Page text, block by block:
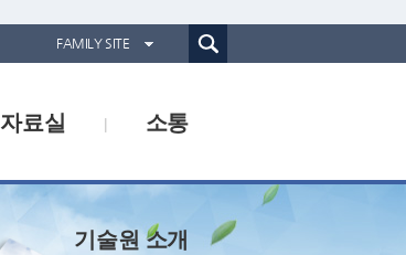
FAMILY SITE
경기도동물위생시험소
경기해양수산자원연구소
통합검색(웹)
소통
자료실
기술원 소개